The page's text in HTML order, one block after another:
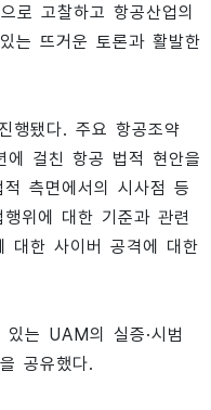
로 고찰하고 항공산업의
는 뜨거운 토론과 활발한
행됐다. 주요 항공조약
에 걸친 항공 법적 현안을
측면에서의 시사점 등
위에 대한 기준과 관련
대한 사이버 공격에 대한
는 UAM의 실증·시범
공유했다.